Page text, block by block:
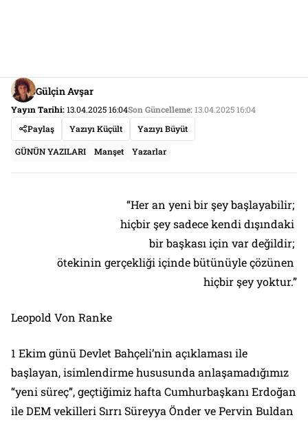
Gülçin Avşar
Yayın Tarihi:13.04.2025 16:04Son Güncelleme:13.04.2025 16:04
Paylaş
Yazıyı Küçült Yazıyı Büyüt
GÜNÜN YAZILARI Manşet Yazarlar
“Her an yeni bir şey başlayabilir;
hiçbir şey sadece kendi dışındaki
bir başkası için var değildir;
ötekinin gerçekliği içinde bütünüyle çözünen
hiçbir şey yoktur.”
Leopold Von Ranke
1 Ekim günü Devlet Bahçeli’nin açıklaması ile
başlayan, isimlendirme hususunda anlaşamadığımız
“yeni süreç”, geçtiğimiz hafta Cumhurbaşkanı Erdoğan
ile DEM vekilleri Sırrı Süreyya Önder ve Pervin Buldan